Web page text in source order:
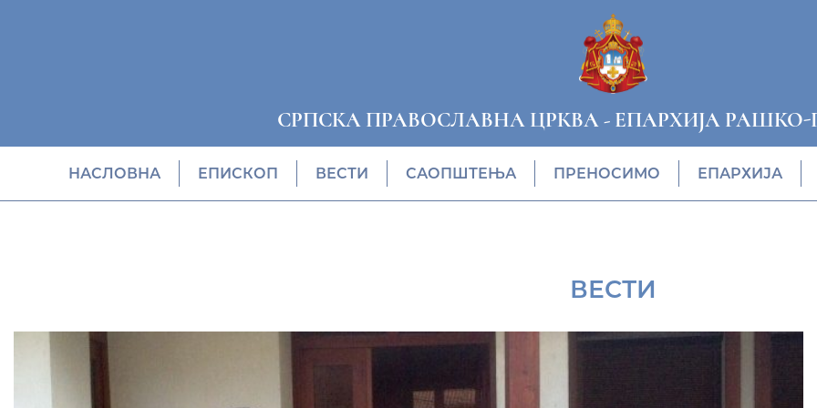
СРПСКА ПРАВОСЛАВНА ЦРКВА- ЕПАРХИЈА
НАСЛОВНА EПИСКОП ВЕСТИ САОПШТЕЊА ПРЕНОСИМО ЕПАРХИЈА
ВЕСТИ